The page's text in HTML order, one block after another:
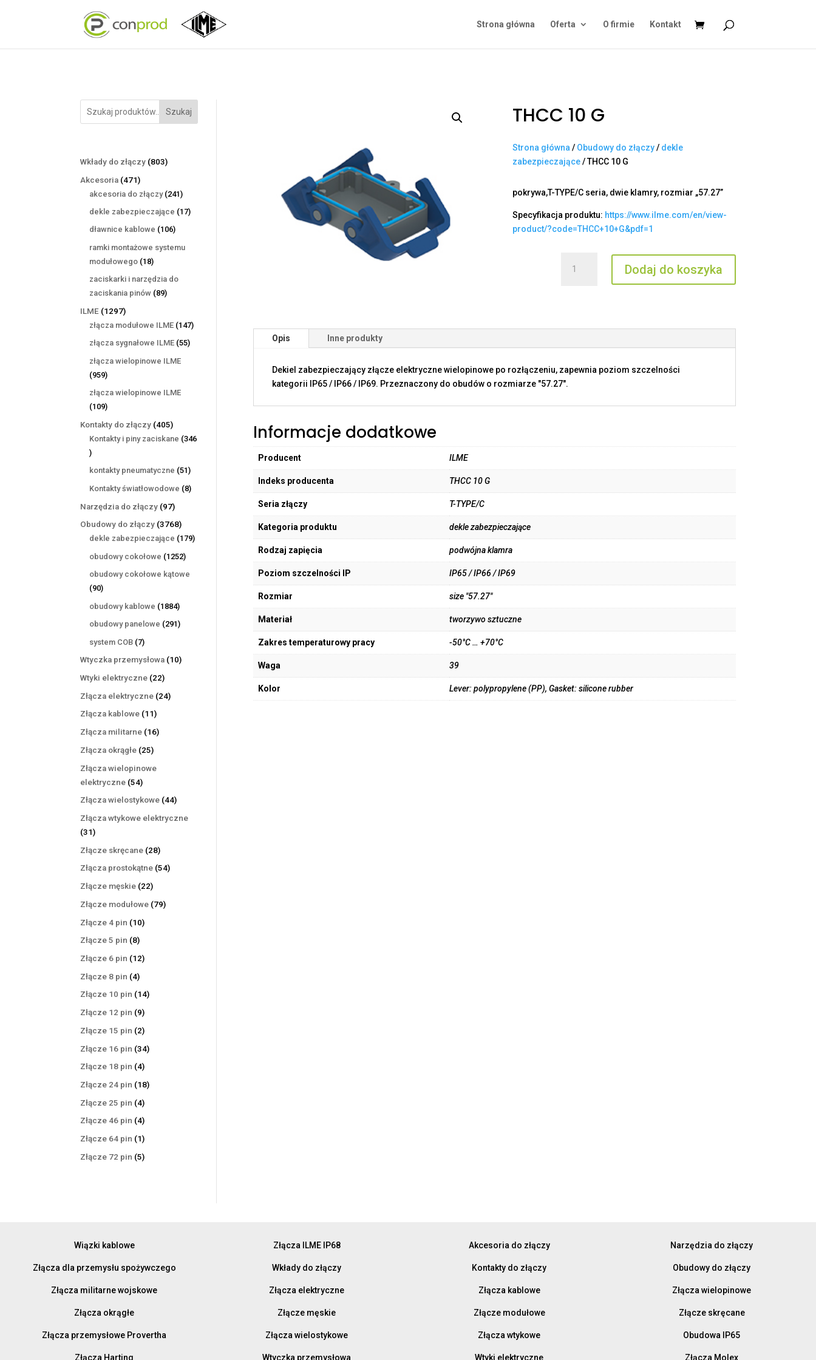
Strona główna Oferta O firmie Kontakt
Szukaj
Wkłady do złączy 803803
Akcesoria 471471
produktów
akcesoria do złączy 241241
produktów
dekle zabezpieczające 1717
dławnice kablowe 106106
ramki montażowe systemu
modułowego 1818
produktów
zaciskarki i narzędzia do
zaciskania pinów 8989
ILME 12971297
produktów
złącza modułowe ILME 147147
złącza sygnałowe ILME 5555
złącza wielopinowe ILME
959959
produktów
złącza wielopinowe ILME
109109
produktów
Kontakty do złączy 405405
produktów
Kontakty i piny zaciskane 346
346
produktów
kontakty pneumatyczne 5151
produktów
Kontakty światłowodowe 88
Narzędzia do złączy 9797
produktów
Obudowy do złączy 37683768
produktów
dekle zabezpieczające 179179
obudowy cokołowe 12521252
obudowy cokołowe kątowe
9090
produktów
obudowy kablowe 18841884
produkty
obudowy panelowe 291291
system COB 77
produktów
Wtyczka przemysłowa 1010
Wtyki elektryczne 2222
produkty
Złącza elektryczne 2424
Złącza kablowe 1111
produktów
Złącza militarne 1616
Złącza okrągłe 2525
Złącza wielopinowe
elektryczne 5454
produkty
Złącza wielostykowe 4444
Złącza wtykowe elektryczne
3131
produktów
Złącze skręcane 2828
produktów
Złącza prostokątne 5454
Złącze męskie 2222
produkty
Złącze modułowe 7979
Złącze 4 pin 1010
Złącze 5 pin 88
produktów
Złącze 6 pin 1212
Złącze 8 pin 44
produkty
Złącze 10 pin 1414
Złącze 12 pin 99
produktów
Złącze 15 pin 22
produkty
Złącze 16 pin 3434
Złącze 18 pin 44
produkty
Złącze 24 pin 1818
Złącze 25 pin 44
produkty
Złącze 46 pin 44
produkty
Złącze 64 pin 11
produkt
Złącze 72 pin 55
THCC 10 G
Strona główna/ Obudowy do złączy/ dekle
zabezpieczające/ THCC 10 G
pokrywa,T-TYPE/C seria, dwie klamry, rozmiar „57.27”
Specyfikacja produktu: https://www.ilme.com/en/view-
product/?code=THCC+10+G&pdf=1
THCC
Dodaj do koszyka
Opis Inne produkty
Dekiel zabezpieczający złącze elektryczne wielopinowe po rozłączeniu, zapewnia poziom szczelności
kategorii IP65 / IP66 / IP69. Przeznaczony do obudów o rozmiarze "57.27".
Informacje dodatkowe
Producent ILME
Indeks producenta THCC 10 G
Seria złączy T-TYPE/C
Kategoria produktu dekle zabezpieczające
Rodzaj zapięcia podwójna klamra
Poziom szczelności IP IP65 / IP66 / IP69
Rozmiar size "57.27"
Materiał tworzywo sztuczne
Zakres temperaturowy pracy -50°C … +70°C
Waga 39
Kolor Lever: polypropylene (PP), Gasket: silicone rubber
Wiązki kablowe
Złącza dla przemysłu spożywczego
Złącza militarne wojskowe
Złącza okrągłe
Złącza przemysłowe Provertha
Złącza Harting
Złącza ILME IP68
Wkłady do złączy
Złącza elektryczne
Złącze męskie
Złącza wielostykowe
Wtyczka przemysłowa
Akcesoria do złączy
Kontakty do złączy
Złącza kablowe
Złącze modułowe
Złącza wtykowe
Wtyki elektryczne
Narzędzia do złączy
Obudowy do złączy
Złącza wielopinowe
Złącze skręcane
Obudowa IP65
Złącza Molex